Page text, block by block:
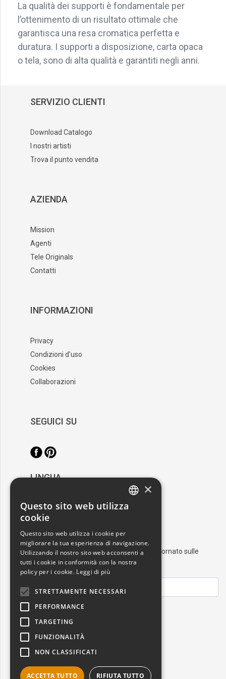
La qualità dei supporti è fondamentale per
l’ottenimento di un risultato ottimale che
garantisca una resa cromatica perfetta e
duratura. I supporti a disposizione, carta opaca
o tela, sono di alta qualità e garantiti negli anni.
SERVIZIO CLIENTI
Download Catalogo
I nostri artisti
Trova il punto vendita
AZIENDA
Mission
Agenti
Tele Originals
Contatti
INFORMAZIONI
Privacy
Condizioni d'uso
Cookies
Collaborazioni
SEGUICI SU
LINGUA
Iscriviti alla nostra newsletter e resta aggiornato sulle
ultime novità nel mondo dell'arte
ISCRIVITI
×
Questo sito web utilizza
cookie
Questo sito web utilizza i cookie per
migliorare la tua esperienza di navigazione.
Utilizzando il nostro sito web acconsenti a
tutti i cookie in conformità con la nostra
policy per i cookie. Leggi di più
STRETTAMENTE NECESSARI
PERFORMANCE
TARGETING
FUNZIONALITÀ
NON CLASSIFICATI
ACCETTA TUTTO RIFIUTA TUTTO